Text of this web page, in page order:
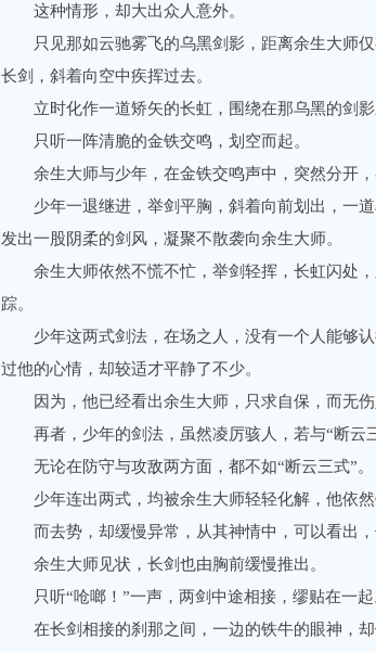
这种情形，却大出众人意外。
只见那如云驰雾飞的乌黑剑影，距离余生大师仅
长剑，斜着向空中疾挥过去。
立时化作一道矫矢的长虹，围绕在那乌黑的剑影
只听一阵清脆的金铁交鸣，划空而起。
余生大师与少年，在金铁交鸣声中，突然分开，
少年一退继进，举剑平胸，斜着向前划出，一道
发出一股阴柔的剑风，凝聚不散袭向余生大师。
余生大师依然不慌不忙，举剑轻挥，长虹闪处，
踪。
少年这两式剑法，在场之人，没有一个人能够认
过他的心情，却较适才平静了不少。
因为，他已经看出余生大师，只求自保，而无伤
再者，少年的剑法，虽然凌厉骇人，若与“断云三
无论在防守与攻敌两方面，都不如“断云三式”。
少年连出两式，均被余生大师轻轻化解，他依然
而去势，却缓慢异常，从其神情中，可以看出，
余生大师见状，长剑也由胸前缓慢推出。
只听“呛啷！”一声，两剑中途相接，缪贴在一起
在长剑相接的刹那之间，一边的铁牛的眼神，却